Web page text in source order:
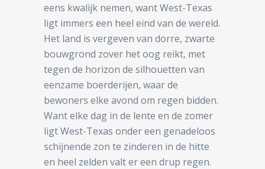
eens kwalijk nemen, want West-Texas
ligt immers een heel eind van de wereld.
Het land is vergeven van dorre, zwarte
bouwgrond zover het oog reikt, met
tegen de horizon de silhouetten van
eenzame boerderijen, waar de
bewoners elke avond om regen bidden.
Want elke dag in de lente en de zomer
ligt West-Texas onder een genadeloos
schijnende zon te zinderen in de hitte
en heel zelden valt er een drup regen.